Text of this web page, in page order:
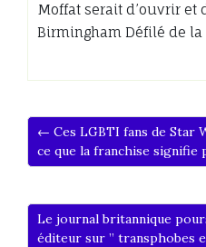
Moffat serait d’ouvrir et
Birmingham Défilé de la
← Ces LGBTI fans de Star
ce que la franchise signifie
Le journal britannique
éditeur sur ” transphobes